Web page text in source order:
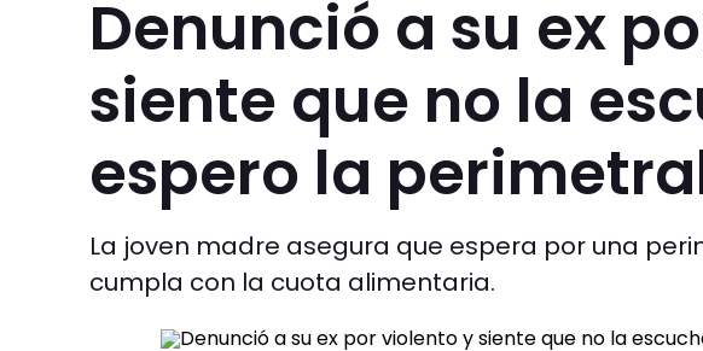
Denunció a su ex
siente que no la
espero la
La joven madre asegura que espera por una
cumpla con la cuota alimentaria.